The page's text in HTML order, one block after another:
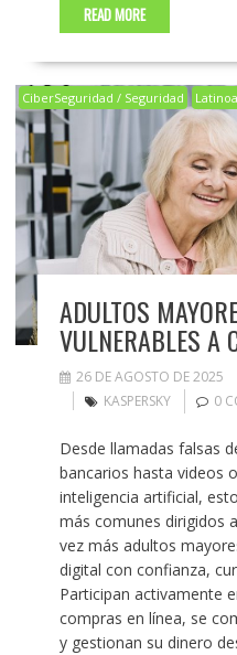
READ MORE
CiberSeguridad / Seguridad
ADULTOS
VULNERABLES A
26 DE AGOSTO DE 2025
KASPERSKY
0
Desde llamadas falsas
bancarios hasta videos
inteligencia artificial,
más comunes dirigidos
vez más adultos
digital con confianza,
Participan activamente
compras en línea, se
y gestionan su dinero